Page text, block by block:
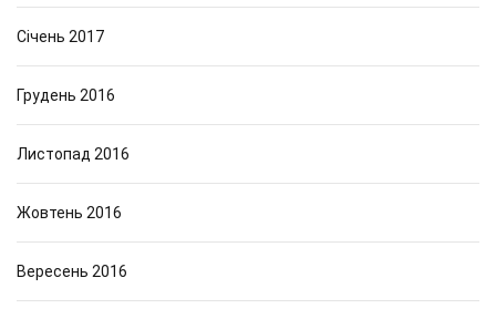
Січень 2017
Грудень 2016
Листопад 2016
Жовтень 2016
Вересень 2016